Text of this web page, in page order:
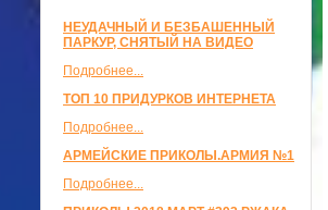
НЕУДАЧНЫЙ И БЕЗБАШЕННЫЙ
ПАРКУР, СНЯТЫЙ НА ВИДЕО
Подробнее...
ТОП 10 ПРИДУРКОВ ИНТЕРНЕТА
Подробнее...
АРМЕЙСКИЕ ПРИКОЛЫ.АРМИЯ №1
Подробнее...